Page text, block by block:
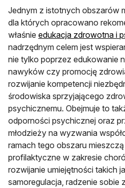
Jednym z istotnych obszarów
dla których opracowano
właśnie edukacja zdrowotna i
nadrzędnym celem jest
nie tylko poprzez edukowanie
nawyków czy promocję
rozwijanie kompetencji
środowiska sprzyjającego
psychicznemu. Obejmuje to
odporności psychicznej oraz
młodzieży na wyzwania
ramach tego obszaru
profilaktyczne w zakresie
rozwijanie umiejętności takich
samoregulacja, radzenie sobie